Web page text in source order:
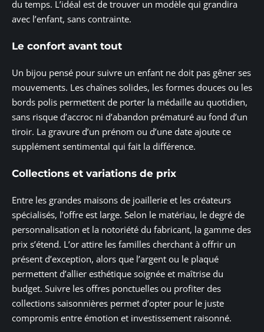
du temps. L’idéal est de trouver un modèle qui grandira
avec l’enfant, sans contrainte.
Le confort avant tout
Un bijou pensé pour suivre un enfant ne doit pas gêner ses
mouvements. Les chaînes solides, les formes douces ou les
bords polis permettent de porter la médaille au quotidien,
sans risque d’accroc ni d’abandon prématuré au fond d’un
tiroir. La gravure d’un prénom ou d’une date ajoute ce
supplément sentimental qui fait la différence.
Collections et variations de prix
Entre les grandes maisons de joaillerie et les créateurs
spécialisés, l’offre est large. Selon le matériau, le degré de
personnalisation et la notoriété du fabricant, la gamme des
prix s’étend. L’or attire les familles cherchant à offrir un
présent d’exception, alors que l’argent ou le plaqué
permettent d’allier esthétique soignée et maîtrise du
budget. Suivre les offres ponctuelles ou profiter des
collections saisonnières permet d’opter pour le juste
compromis entre émotion et investissement raisonné.